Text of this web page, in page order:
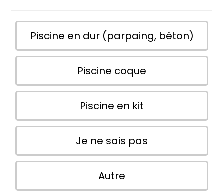
Piscine en dur (parpaing, béton)
Piscine coque
Piscine en kit
Je ne sais pas
Autre